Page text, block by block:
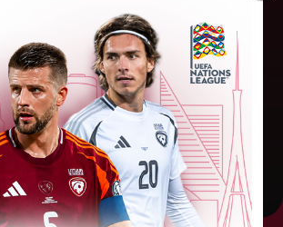
Sieviešu futbola līgas jūnija
atzīta FS "Metta" spēlētāja
Uzvarētāja tika noskaidrota
kurā tika apkopotas...
06. augusts 2026.